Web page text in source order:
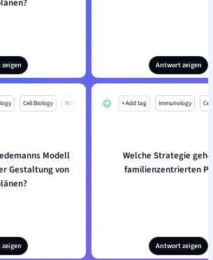
Antwort zeigen
Cell Biology Mo
Modell
Gestaltung von
+ Add tag Immunology
Welche Strategie
familienzentrierten
Antwort zeigen